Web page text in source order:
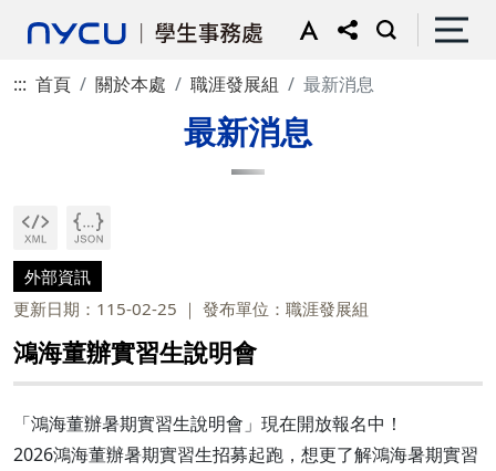
::: 首頁 關於本處 職涯發展組 最新消息
最新消息
外部資訊
更新日期：115-02-25
發布單位：職涯發展組
鴻海董辦實習生說明會
「鴻海董辦暑期實習生說明會」現在開放報名中！
2026鴻海董辦暑期實習生招募起跑，想更了解鴻海暑期實習